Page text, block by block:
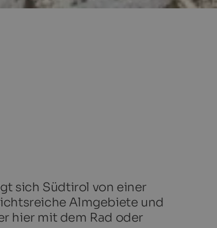
sich Südtirol von einer
Almgebiete und
hier mit dem Rad oder